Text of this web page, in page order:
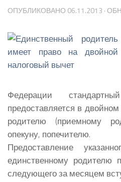
ОПУБЛИКОВАНО 06.11.2013 ·
Федерации
предоставляется в
родителю (приемному
опекуну, попечителю.
Предоставление
единственному родителю
следующего за месяцем